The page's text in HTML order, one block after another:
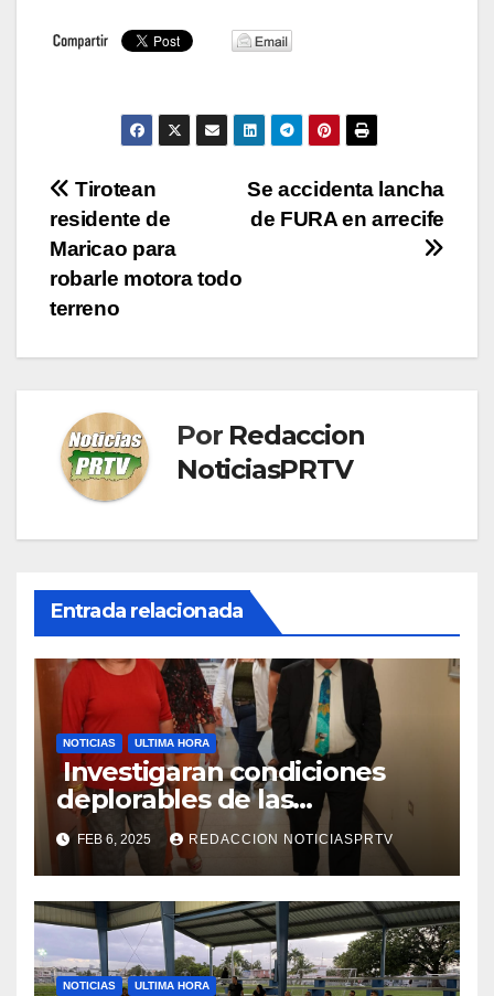
Navegación
de
entradas
Se accidenta lancha
de FURA en arrecife
Tirotean
residente de
Maricao para
robarle motora todo
terreno
Por Redaccion
NoticiasPRTV
Entrada relacionada
NOTICIAS ULTIMA HORA
Investigaran condiciones
deplorables de las
facilidades el Departamento
de la Salud en Mayagüez
FEB 6, 2025 REDACCION NOTICIASPRTV
NOTICIAS ULTIMA HORA